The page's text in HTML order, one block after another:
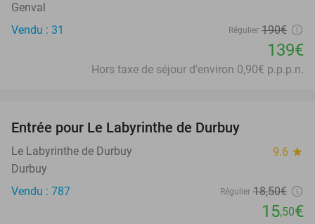
Genval
Vendu : 31
Régulier 190€
139€
Hors taxe de séjour d'environ 0,90€ p.p.p.n.
Entrée pour Le Labyrinthe de Durbuy
Le Labyrinthe de Durbuy 9.6 star
Durbuy
Vendu : 787
Régulier 18,50€
15,50€